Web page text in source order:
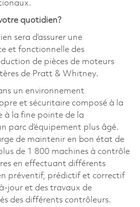
quotidien?
sera d’assurer une
et fonctionnelle des
de pièces de moteurs
de Pratt & Whitney.
un environnement
et sécuritaire composé à la
à la fine pointe de la
parc d’équipement plus âgé.
de maintenir en bon état de
de 1 800 machines à contrôle
en effectuant différents
préventif, prédictif et correctif
jour et des travaux de
des différents contrôleurs.